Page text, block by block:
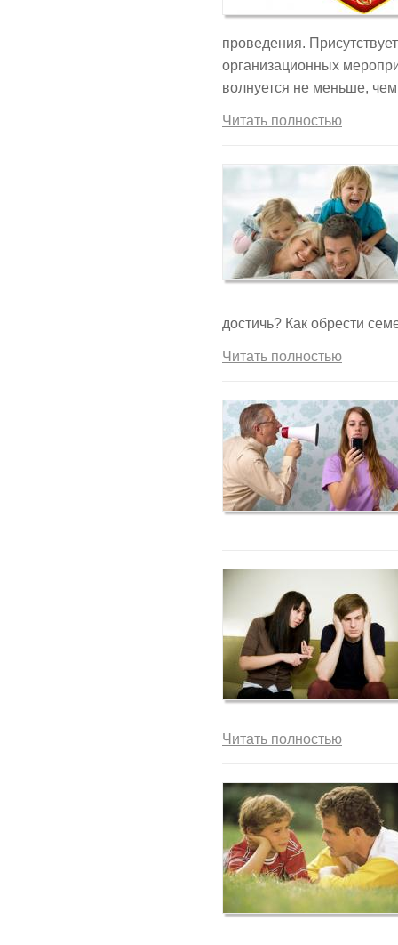
проведения.
организационных
волнуется не меньше,
Читать полностью
достичь? Как обрести
Читать полностью
Читать полностью